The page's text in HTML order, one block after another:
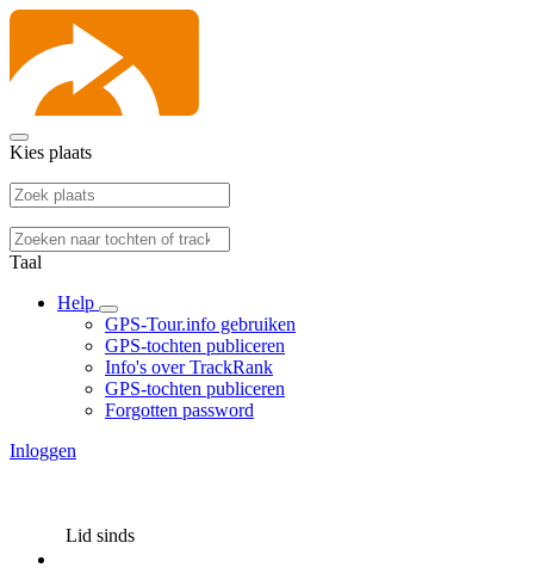
Kies plaats
Taal
Help
GPS-Tour.info gebruiken
GPS-tochten publiceren
Info's over TrackRank
GPS-tochten publiceren
Forgotten password
Inloggen
Lid sinds